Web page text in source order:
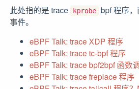
此处指的是 trace kprobe bpf 程序
事件。
eBPF Talk: trace XDP 程序
eBPF Talk: trace tc-bpf 程序
eBPF Talk: trace bpf2bpf 函数
eBPF Talk: trace freplace 程序